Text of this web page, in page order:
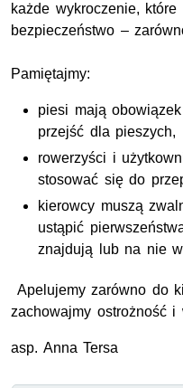
każde wykroczenie,
bezpieczeństwo –
Pamiętajmy:
piesi mają
przejść dla pieszych,
rowerzyści i
stosować się do
kierowcy muszą
ustąpić
znajdują lub na nie
Apelujemy zarówno do
zachowajmy ostrożność i
asp. Anna Tersa